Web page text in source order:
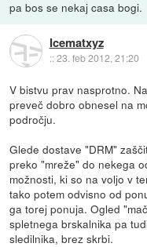
pa bos se nekaj casa bogi.
Icematxyz
::23. feb 2012, 21:20
V bistvu prav nasprotno.
preveč dobro obnesel na
področju.
Glede dostave "DRM"
preko "mreže" do nekega
možnosti, ki so na voljo v
tako potem odvisno od
ga torej ponuja. Ogled
spletnega brskalnika pa
sledilnika, brez skrbi.